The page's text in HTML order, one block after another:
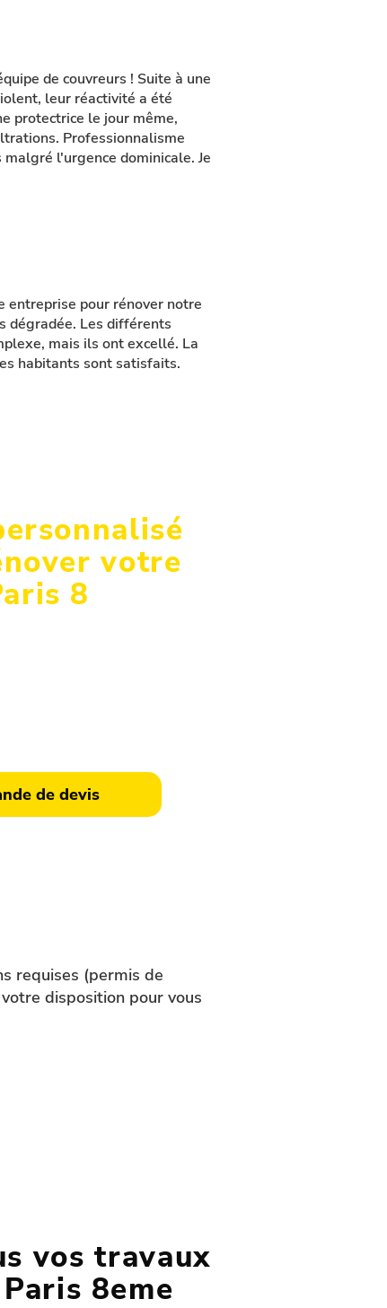
de couvreurs ! Suite à une
leur réactivité a été
protectrice le jour même,
Professionnalisme
l'urgence dominicale. Je
entreprise pour rénover notre
dégradée. Les différents
mais ils ont excellé. La
habitants sont satisfaits.
votre
8
de devis
requises (permis de
disposition pour vous
vos travaux
8eme